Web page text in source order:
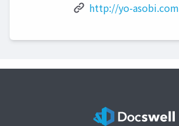
http://yo-asobi.com